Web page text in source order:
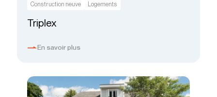
Construction neuve Logements
Triplex
En savoir plus